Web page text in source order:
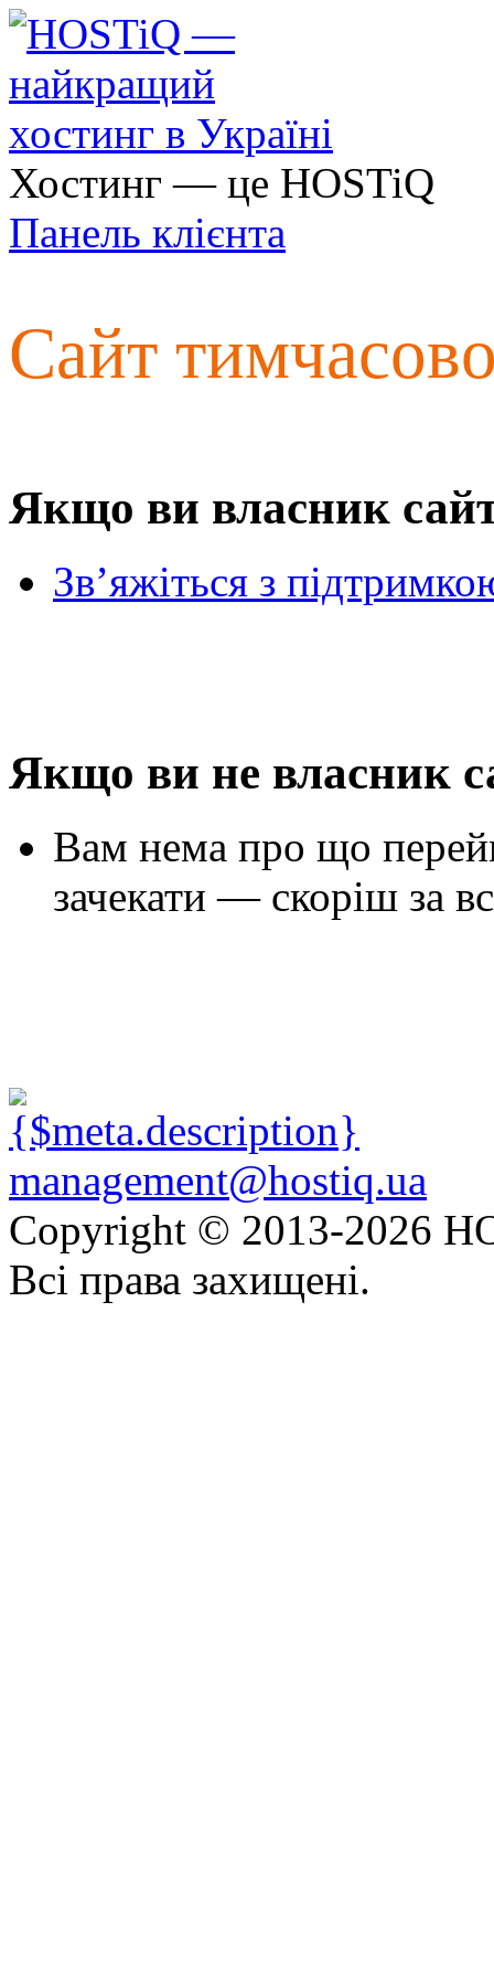
Хостинг — це HOSTiQ
Панель клієнта
Сайт
Якщо ви власник
Зв’яжіться з
Якщо ви не власник
Вам нема про що
зачекати — скоріш за
management@hostiq.ua
Copyright © 2013-2026
Всі права захищені.